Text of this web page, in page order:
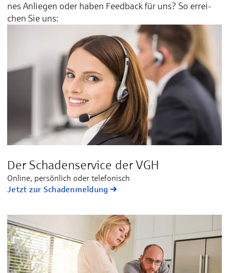
nes An­lie­gen oder ha­ben Feed­back für uns? So er­rei­
chen Sie uns:
Der Schadenservice der VGH
Online, persönlich oder telefonisch
Jetzt zur Schadenmeldung